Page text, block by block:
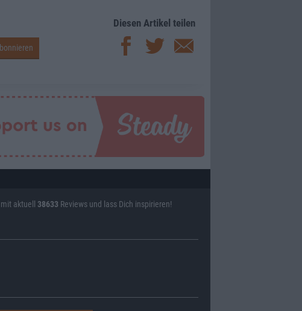
Diesen Artikel teilen
aktuell 38633 Reviews und lass Dich inspirieren!